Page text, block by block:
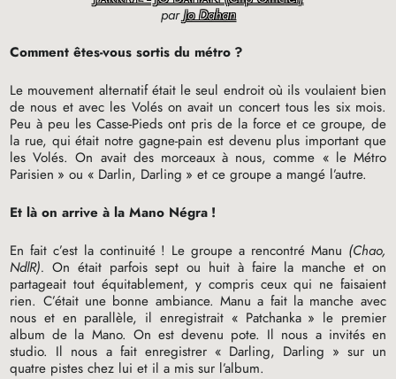
parJo Dahan
Comment êtes-vous sortis du métro ?
Le mouvement alternatif était le seul endroit où ils voulaient bien
de nous et avec les Volés on avait un concert tous les six mois.
Peu à peu les Casse-Pieds ont pris de la force et ce groupe, de
la rue, qui était notre gagne-pain est devenu plus important que
les Volés. On avait des morceaux à nous, comme « le Métro
Parisien » ou « Darlin, Darling » et ce groupe a mangé l’autre.
Et là on arrive à la Mano Négra !
En fait c’est la continuité ! Le groupe a rencontré Manu (Chao,
NdlR). On était parfois sept ou huit à faire la manche et on
partageait tout équitablement, y compris ceux qui ne faisaient
rien. C’était une bonne ambiance. Manu a fait la manche avec
nous et en parallèle, il enregistrait « Patchanka » le premier
album de la Mano. On est devenu pote. Il nous a invités en
studio. Il nous a fait enregistrer « Darling, Darling » sur un
quatre pistes chez lui et il a mis sur l’album.